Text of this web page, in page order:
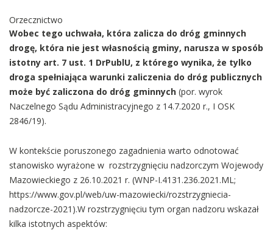
Orzecznictwo
Wobec tego uchwała, która zalicza do dróg gminnych
drogę, która nie jest własnością gminy, narusza w sposób
istotny art. 7 ust. 1 DrPublU, z którego wynika, że tylko
droga spełniająca warunki zaliczenia do dróg publicznych
może być zaliczona do dróg gminnych (por. wyrok
Naczelnego Sądu Administracyjnego z 14.7.2020 r., I OSK
2846/19).
W kontekście poruszonego zagadnienia warto odnotować
stanowisko wyrażone w rozstrzygnięciu nadzorczym Wojewody
Mazowieckiego z 26.10.2021 r. (WNP-I.4131.236.2021.ML;
https://www.gov.pl/web/uw-mazowiecki/rozstrzygniecia-
nadzorcze-2021).W rozstrzygnięciu tym organ nadzoru wskazał
kilka istotnych aspektów: